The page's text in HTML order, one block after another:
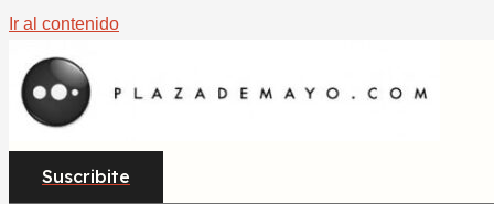
Ir al contenido
Suscribite